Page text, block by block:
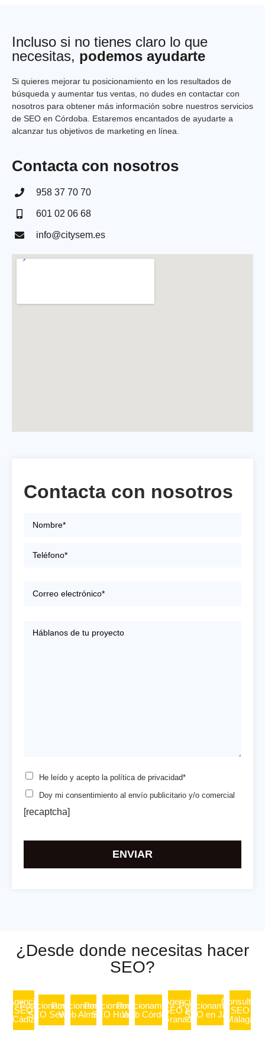
Incluso si no tienes claro lo que
necesitas, podemos ayudarte
Si quieres mejorar tu posicionamiento en los resultados de
búsqueda y aumentar tus ventas, no dudes en contactar con
nosotros para obtener más información sobre nuestros servicios
de SEO en Córdoba. Estaremos encantados de ayudarte a
alcanzar tus objetivos de marketing en línea.
Contacta con nosotros
958 37 70 70
601 02 06 68
info@citysem.es
Contacta con nosotros
He leído y acepto la política de privacidad*
Doy mi consentimiento al envío publicitario y/o comercial
[recaptcha]
deja
vacío.
¿Desde donde necesitas hacer
SEO?
Agencia
SEO
Cádiz
Posicionamiento
SEO Sevilla
Posicionamiento
Web Almería
Posicionamiento
SEO Huelva
Posicionamiento
Web Córdoba
Agencia
SEO en
Granada
Posicionamiento
SEO en Jaén
Consultor
SEO
Málaga